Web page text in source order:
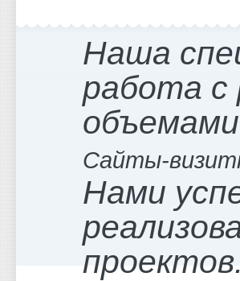
Наша
работа с
Сайты-
Нами
проектов.